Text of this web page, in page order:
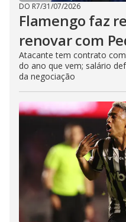
DO R7/31/07/2026
Flamengo faz
renovar com
Atacante tem contrato
do ano que vem; salário
da negociação